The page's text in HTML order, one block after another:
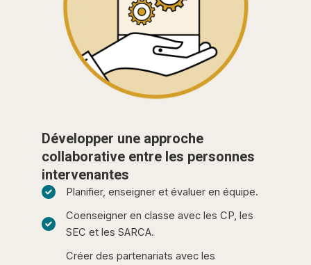
Développer une approche
collaborative entre les personnes
intervenantes
Planifier, enseigner et évaluer en équipe.
Coenseigner en classe avec les CP, les
SEC et les SARCA.
Créer des partenariats avec les